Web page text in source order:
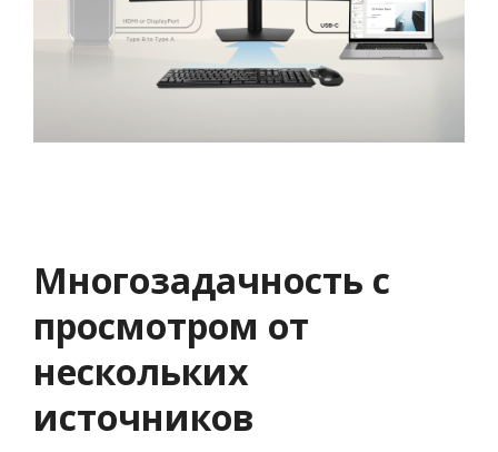
Многозадачность с
просмотром от
нескольких
источников